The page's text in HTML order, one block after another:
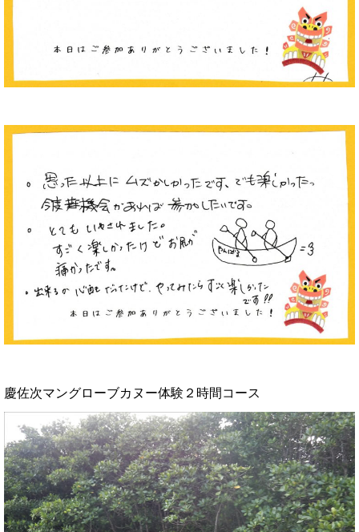
慶佐次マングローブカヌー体験２時間コース